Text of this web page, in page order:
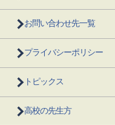
お問い合わせ先一覧
プライバシーポリシー
トピックス
高校の先生方